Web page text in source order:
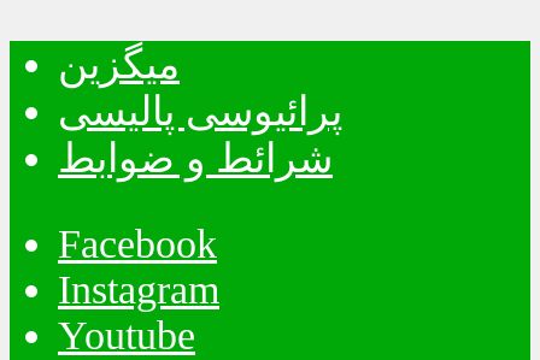
میگزین
پرائیوسی پالیسی
شرائط و ضوابط
Facebook
Instagram
Youtube